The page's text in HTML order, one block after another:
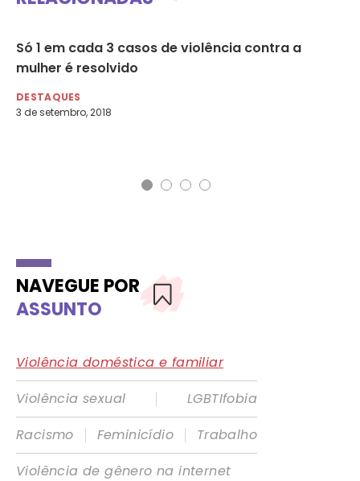
Só 1 em cada 3 casos de violência contra a
mulher é resolvido
DESTAQUES
3 de setembro, 2018
NAVEGUE POR
ASSUNTO
Violência doméstica e familiar
Violência sexual
|
LGBTIfobia
Racismo
| Feminicídio |
Trabalho
Violência de gênero na internet